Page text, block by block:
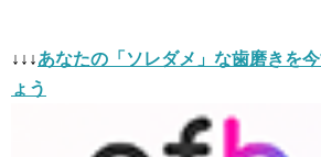
↓↓↓あなたの「ソレダメ」な歯磨きを
ょう